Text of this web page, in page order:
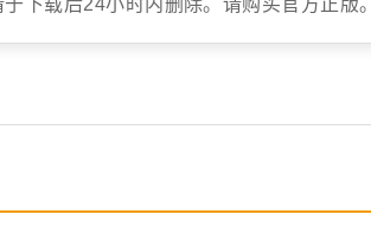
下载后24小时内删除。请购买官方正版。